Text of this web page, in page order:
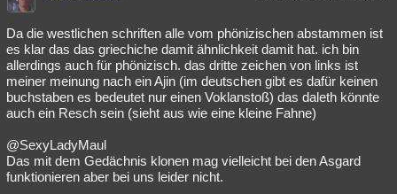
Da die westlichen schriften alle vom phönizischen abstammen ist
es klar das das griechiche damit ähnlichkeit damit hat. ich bin
allerdings auch für phönizisch. das dritte zeichen von links ist
meiner meinung nach ein Ajin (im deutschen gibt es dafür keinen
buchstaben es bedeutet nur einen Voklanstoß) das daleth könnte
auch ein Resch sein (sieht aus wie eine kleine Fahne)
@SexyLadyMaul
Das mit dem Gedächnis klonen mag vielleicht bei den Asgard
funktionieren aber bei uns leider nicht.